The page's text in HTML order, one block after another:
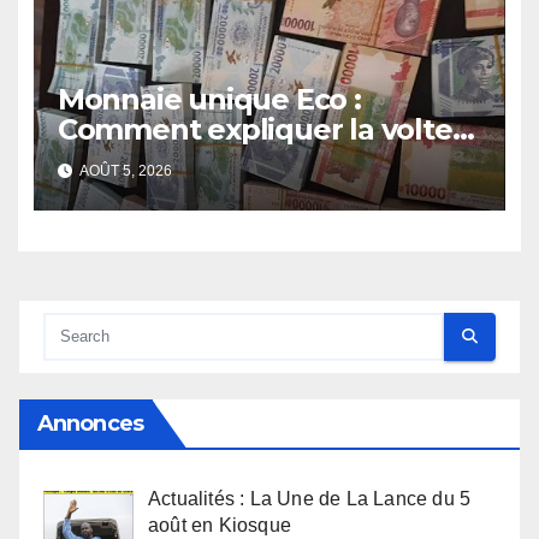
Monnaie unique Eco :
Comment expliquer la volte-
face de la Guinée
AOÛT 5, 2026
Annonces
Actualités : La Une de La Lance du 5
août en Kiosque